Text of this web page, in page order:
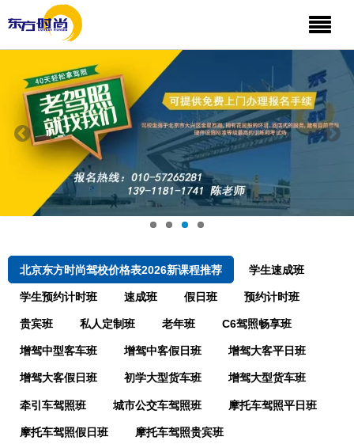
北京东方时尚驾校价格表2026新课程推荐 学生速成班
学生预约计时班 速成班 假日班 预约计时班
贵宾班 私人定制班 老年班 C6驾照畅享班
增驾中型客车班 增驾中客假日班 增驾大客平日班
增驾大客假日班 初学大型货车班 增驾大型货车班
牵引车驾照班 城市公交车驾照班 摩托车驾照平日班
摩托车驾照假日班 摩托车驾照贵宾班